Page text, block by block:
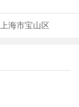
上海市宝山区